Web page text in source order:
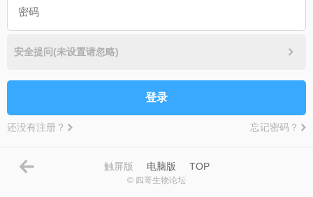
安全提问(未设置请忽略)
登录
还没有注册？ 忘记密码？
触屏版 电脑版 TOP
© 四哥生物论坛